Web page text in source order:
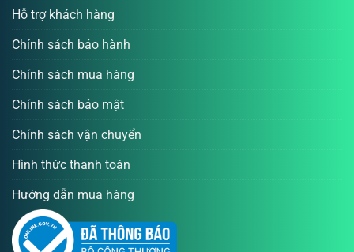
Hỗ trợ khách hàng
Chính sách bảo hành
Chính sách mua hàng
Chính sách bảo mật
Chính sách vận chuyển
Hình thức thanh toán
Hướng dẫn mua hàng